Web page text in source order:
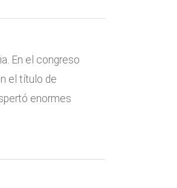
En el congreso
el título de
enormes